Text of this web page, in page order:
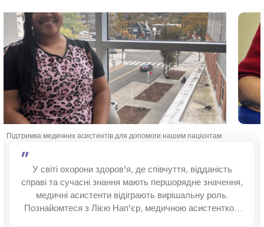
"Ніколь 23 роки, вона пережила травму. Вона та її сім'я
є пацієнтами "Спільноти надії" вже більше десяти
років. Ці довгі, глибокі стосунки створили фундамент
довіри, який допоміг нам підтримати цю тендітну
Милосердна медицина: Командний підхід